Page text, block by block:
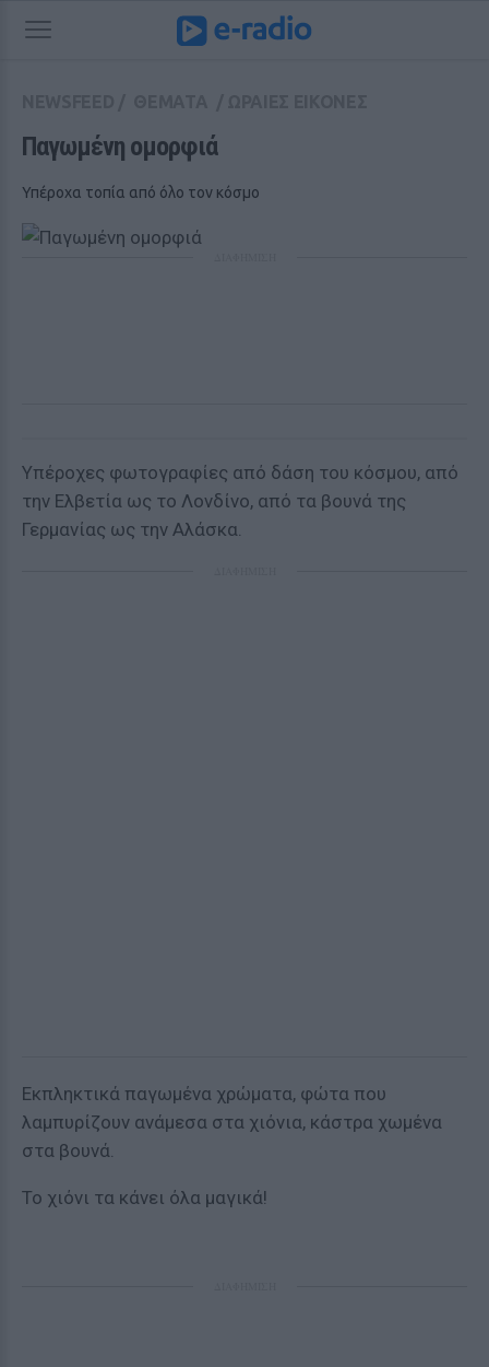
Παγωμένη ομορφιά
Υπέροχα τοπία από όλο τον κόσμο
Υπέροχες φωτογραφίες από δάση του κόσμου, από
την Ελβετία ως το Λονδίνο, από τα βουνά της
Γερμανίας ως την Αλάσκα.
Εκπληκτικά παγωμένα χρώματα, φώτα που
λαμπυρίζουν ανάμεσα στα χιόνια, κάστρα χωμένα
στα βουνά.
Το χιόνι τα κάνει όλα μαγικά!